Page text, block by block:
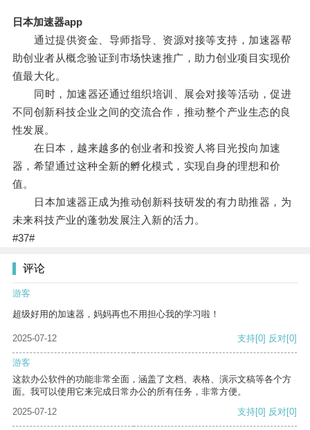
日本加速器app
通过提供资金、导师指导、资源对接等支持，加速器帮
助创业者从概念验证到市场快速推广，助力创业项目实现价
值最大化。
同时，加速器还通过组织培训、展会对接等活动，促进
不同创新科技企业之间的交流合作，推动整个产业生态的良
性发展。
在日本，越来越多的创业者和投资人将目光投向加速
器，希望通过这种全新的孵化模式，实现自身的理想和价
值。
日本加速器正成为推动创新科技研发的有力助推器，为
未来科技产业的蓬勃发展注入新的活力。
#37#
评论
游客
超级好用的加速器，妈妈再也不用担心我的学习啦！
2025-07-12 支持[0] 反对[0]
游客
这款办公软件的功能非常全面，涵盖了文档、表格、演示文稿等各个方
面。我可以使用它来完成日常办公的所有任务，非常方便。
2025-07-12
支持[0] 反对[0]